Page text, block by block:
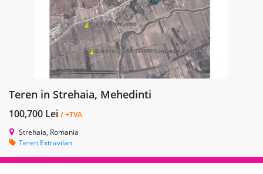
Teren in Strehaia, Mehedinti
100,700 Lei / +TVA
Strehaia, Romania
Teren Extravilan